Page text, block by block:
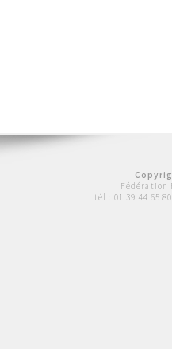
Fédération
tél : 01 39 44 65 80